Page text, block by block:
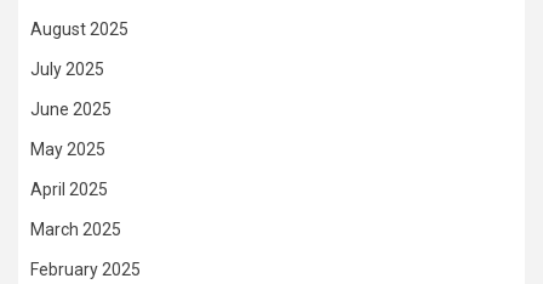
August 2025
July 2025
June 2025
May 2025
April 2025
March 2025
February 2025